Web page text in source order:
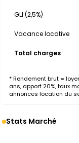
GLI (2,5%)
Vacance locative
Total charges
* Rendement brut =
ans, apport 20%, taux
annonces location du
Stats Marché